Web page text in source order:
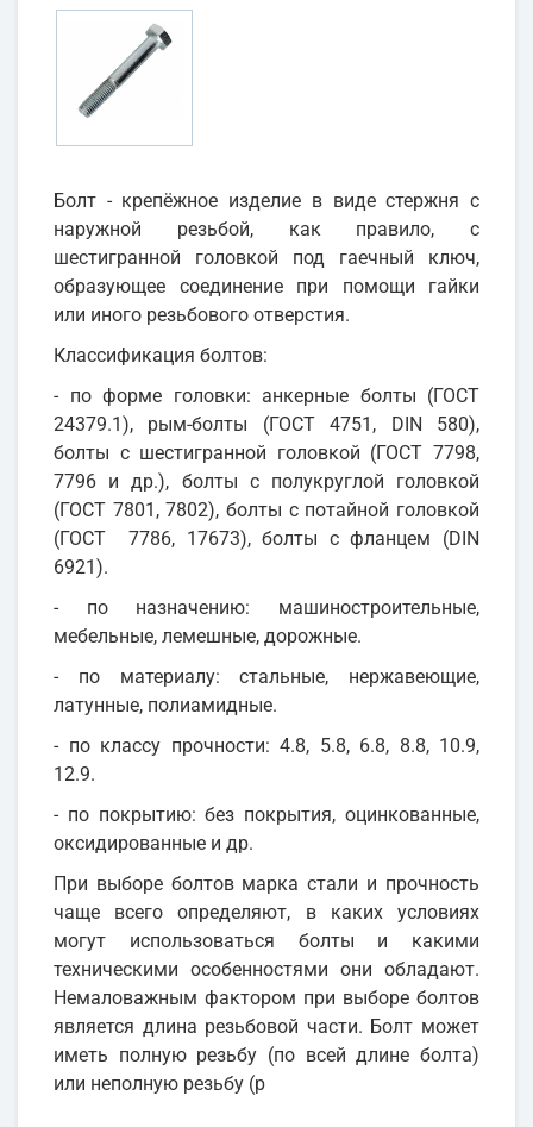
Болт - крепёжное изделие в виде стержня с
наружной резьбой, как правило, с
шестигранной головкой под гаечный ключ,
образующее соединение при помощи гайки
или иного резьбового отверстия.
Классификация болтов:
- по форме головки: анкерные болты (ГОСТ
24379.1), рым-болты (ГОСТ 4751, DIN 580),
болты с шестигранной головкой (ГОСТ 7798,
7796 и др.), болты с полукруглой головкой
(ГОСТ 7801, 7802), болты с потайной головкой
(ГОСТ 7786, 17673), болты с фланцем (DIN
6921).
- по назначению: машиностроительные,
мебельные, лемешные, дорожные.
- по материалу: стальные, нержавеющие,
латунные, полиамидные.
- по классу прочности: 4.8, 5.8, 6.8, 8.8, 10.9,
12.9.
- по покрытию: без покрытия, оцинкованные,
оксидированные и др.
При выборе болтов марка стали и прочность
чаще всего определяют, в каких условиях
могут использоваться болты и какими
техническими особенностями они обладают.
Немаловажным фактором при выборе болтов
является длина резьбовой части. Болт может
иметь полную резьбу (по всей длине болта)
или неполную резьбу (р